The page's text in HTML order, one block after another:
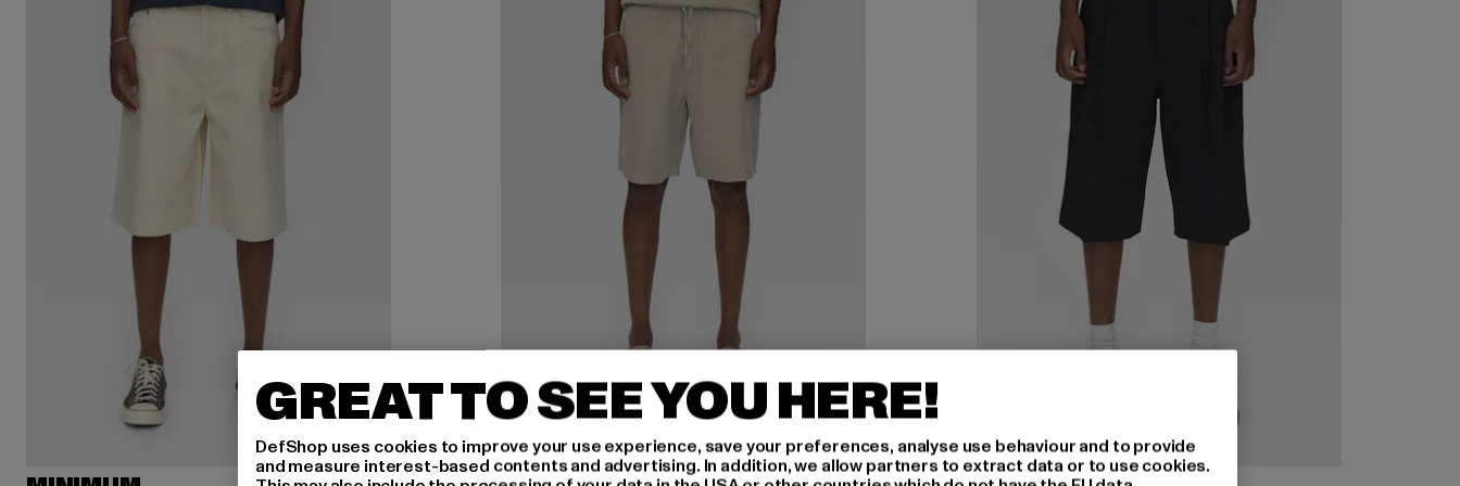
GREAT TO SEE YOU HERE!
DefShop uses cookies to improve your use experience, save your preferences, analyse use behaviour and to provide
and measure interest-based contents and advertising. In addition, we allow partners to extract data or to use cookies.